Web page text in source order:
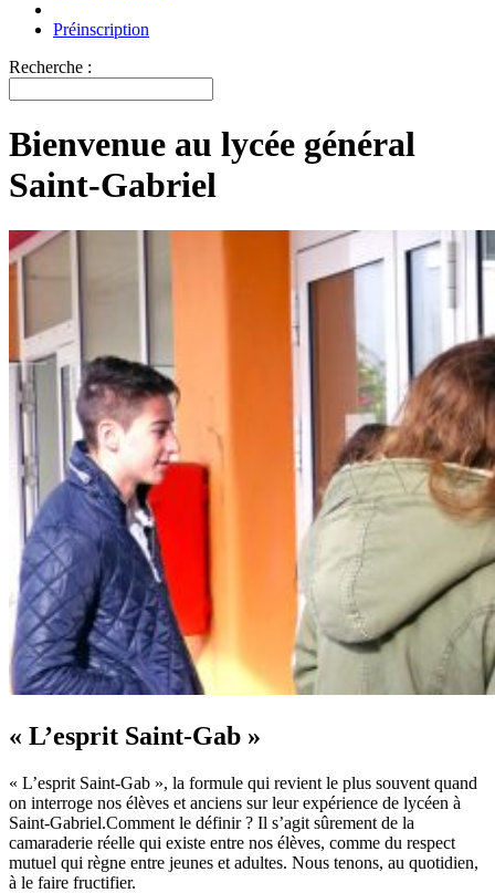
Préinscription
Recherche :
Bienvenue au lycée général
Saint-Gabriel
« L’esprit Saint-Gab »
« L’esprit Saint-Gab », la formule qui revient le plus souvent quand
on interroge nos élèves et anciens sur leur expérience de lycéen à
Saint-Gabriel.Comment le définir ? Il s’agit sûrement de la
camaraderie réelle qui existe entre nos élèves, comme du respect
mutuel qui règne entre jeunes et adultes. Nous tenons, au quotidien,
à le faire fructifier.